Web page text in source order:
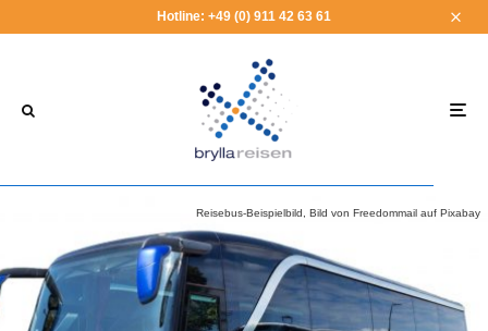
Hotline: +49 (0) 911 42 63 61
Reisebus-Beispielbild, Bild von Freedommail auf Pixabay